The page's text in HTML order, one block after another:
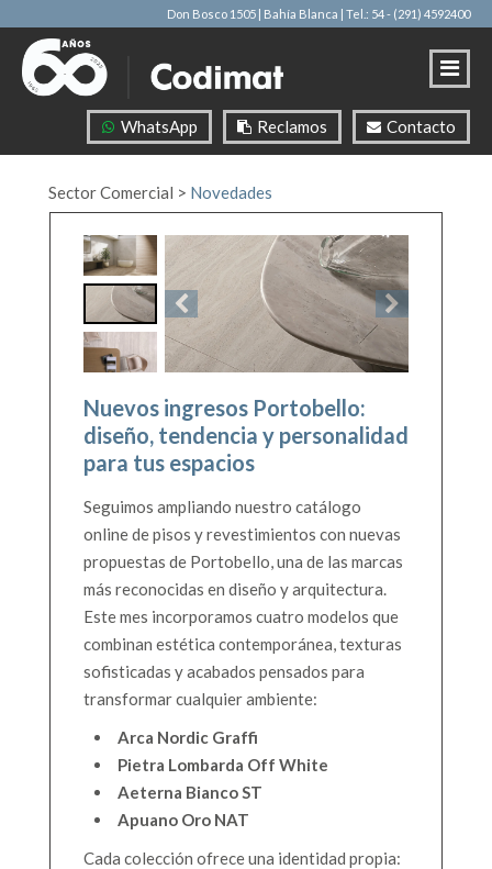
Don Bosco 1505 | Bahía Blanca | Tel.: 54 - (291) 4592400
WhatsApp Reclamos Contacto
Sector Comercial > Novedades
Nuevos ingresos Portobello:
diseño, tendencia y personalidad
para tus espacios
Seguimos ampliando nuestro catálogo
online de pisos y revestimientos con nuevas
propuestas de Portobello, una de las marcas
más reconocidas en diseño y arquitectura.
Este mes incorporamos cuatro modelos que
combinan estética contemporánea, texturas
sofisticadas y acabados pensados para
transformar cualquier ambiente:
Arca Nordic Graffi
Pietra Lombarda Off White
Aeterna Bianco ST
Apuano Oro NAT
Cada colección ofrece una identidad propia: